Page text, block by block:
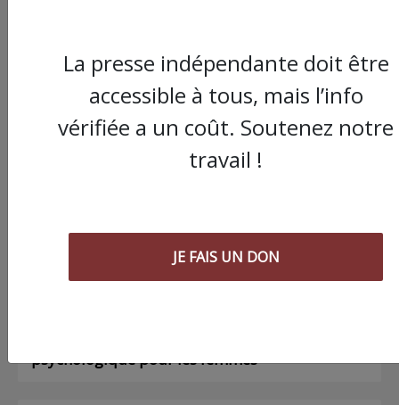
Commander le dernier numéro papier du
Poing !
AGORA
psychologique pour les femmes
La presse indépendante doit être
accessible à tous, mais l’info
vérifiée a un coût. Soutenez notre
travail !
JE FAIS UN DON